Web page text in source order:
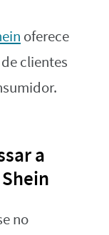
oferece
clientes
a
no